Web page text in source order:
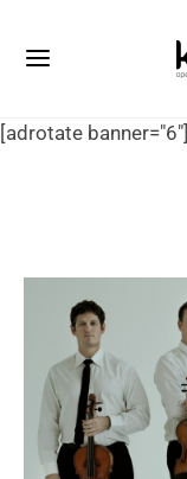
[adrotate banner="6"]